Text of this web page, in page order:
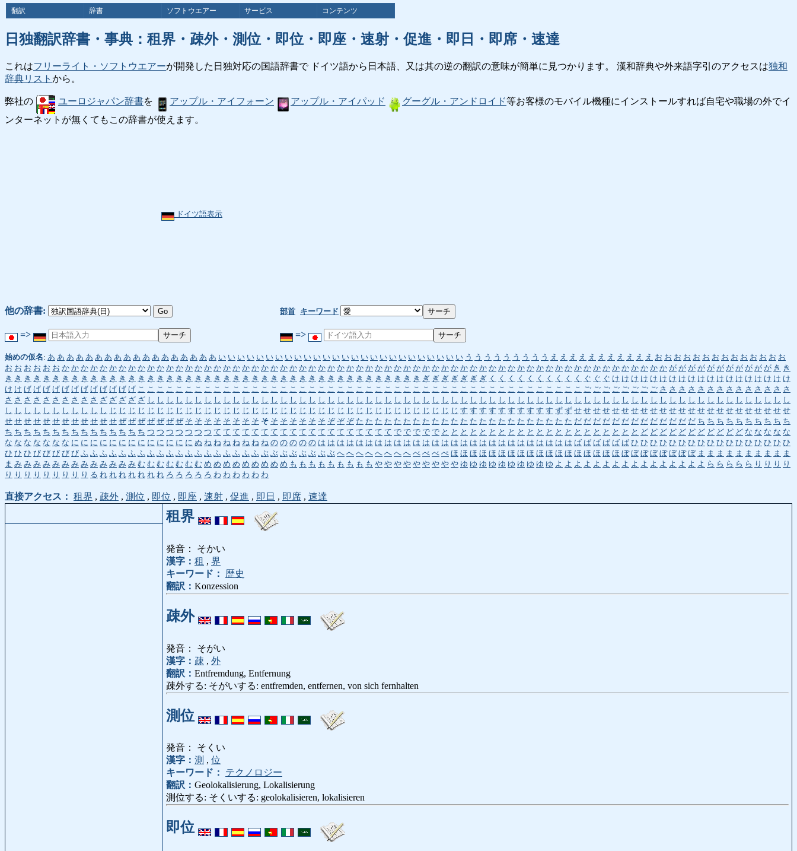
翻訳 辞書 ソフトウエアー サービス コンテンツ
日独翻訳辞書・事典：租界・疎外・測位・即位・即座・速射・促進・即日・即席・速達
これはフリーライト・ソフトウエアーが開発した日独対応の国語辞書で ドイツ語から日本語、又は其の逆の翻訳の意味が簡単に見つかります。 漢和辞典や外来語字引のアクセスは独和
辞典リスト から。
弊社の ユーロジャパン辞書を アップル・アイフォーン アップル・アイパッド グーグル・アンドロイド等お客様のモバイル機種にインストールすれば自宅や職場の外でイ
ンターネットが無くてもこの辞書が使えます。
ドイツ語表示
他の辞書: 部首 キーワード
=> =>
始めの仮名: あ あ あ あ あ あ あ あ あ あ あ あ あ あ あ あ あ あ い い い い い い い い い い い い い い い い い い い い い い い い い い う う う う う う う う う え え え え え え え え え え え お お お お お お お お お お お お お お
お お お お お お か か か か か か か か か か か か か か か か か か か か か か か か か か か か か か か か か か か か か か か か か か か か か か か か か か か か か か か か か か か か か か か か が が が が が が が が が が が き き
き き き き き き き き き き き き き き き き き き き き き き き き き き き き き き き き き き き き き き き き き き き き ぎ ぎ ぎ ぎ ぎ ぎ ぎ く く く く く く く く く く ぐ ぐ ぐ け け け け け け け け け け け け け け け け け け け
け け げ げ げ げ げ げ げ げ げ げ げ げ こ こ こ こ こ こ こ こ こ こ こ こ こ こ こ こ こ こ こ こ こ こ こ こ こ こ こ こ こ こ こ こ こ こ こ こ こ こ こ こ こ こ こ こ こ こ こ ご ご ご ご ご ご ご ご さ さ さ さ さ さ さ さ さ さ さ さ さ さ
さ さ さ さ さ さ さ さ さ さ ざ ざ ざ ざ ざ し し し し し し し し し し し し し し し し し し し し し し し し し し し し し し し し し し し し し し し し し し し し し し し し し し し し し し し し し し し し し し し し し し し し
し し し し し し し し し し し じ じ じ じ じ じ じ じ じ じ じ じ じ じ じ じ じ じ じ じ じ じ じ じ じ じ じ じ じ じ じ じ じ じ じ じ じ す す す す す す す す す す ず ず せ せ せ せ せ せ せ せ せ せ せ せ せ せ せ せ せ せ せ せ せ せ せ
せ せ せ せ せ せ せ せ せ せ せ せ ぜ ぜ ぜ ぜ ぜ ぜ ぜ そ そ そ そ そ そ そ そ そ そ そ そ そ そ そ ぞ ぞ ぞ た た た た た た た た た た た た た た た た た た た た た た た だ だ だ だ だ だ だ だ だ だ だ だ だ ち ち ち ち ち ち ち ち ち ち
ち ち ち ち ち ち ち ち ち ち ち ち ち ち ち つ つ つ つ つ つ つ て て て て て て て て て て て て て て て て て て て で で で で で と と と と と と と と と と と と と と と と と と と と と ど ど ど ど ど ど ど ど ど ど ど な な な な な
な な な な な な な に に に に に に に に に に に に に ぬ ね ね ね ね ね ね ね の の の の の は は は は は は は は は は は は は は は は は は は は は は は は は は は ば ば ば ば ば ば ひ ひ ひ ひ ひ ひ ひ ひ ひ ひ ひ ひ ひ ひ ひ ひ ひ
ひ ひ ひ び び び び び ふ ふ ふ ふ ふ ふ ふ ふ ふ ふ ふ ふ ふ ふ ふ ふ ふ ふ ふ ぶ ぶ ぶ ぶ ぶ ぶ ぶ ぶ へ へ へ へ へ へ へ へ べ べ べ ぺ ほ ほ ほ ほ ほ ほ ほ ほ ほ ほ ほ ほ ほ ほ ほ ほ ほ ほ ぼ ぼ ぼ ぼ ぼ ぼ ぼ ぼ ま ま ま ま ま ま ま ま ま ま
ま み み み み み み み み み み み み み む む む む む む む め め め め め め め め め も も も も も も も も も や や や や や や や や や ゆ ゆ ゆ ゆ ゆ ゆ ゆ ゆ ゆ ゆ よ よ よ よ よ よ よ よ よ よ よ よ よ よ よ よ ら ら ら ら ら り り り り
り り り り り り り り り る れ れ れ れ れ れ れ ろ ろ ろ ろ ろ わ わ わ わ わ わ
直接アクセス： 租界 , 疎外 , 測位 , 即位 , 即座 , 速射 , 促進 , 即日 , 即席 , 速達
租界
発音： そかい
漢字： 租 , 界
キーワード：
歴史
翻訳： Konzession
疎外
発音： そがい
漢字： 疎 , 外
翻訳： Entfremdung, Entfernung
疎外する: そがいする: entfremden, entfernen, von sich fernhalten
測位
発音： そくい
漢字： 測 , 位
キーワード：
テクノロジー
翻訳： Geolokalisierung, Lokalisierung
測位する: そくいする: geolokalisieren, lokalisieren
即位